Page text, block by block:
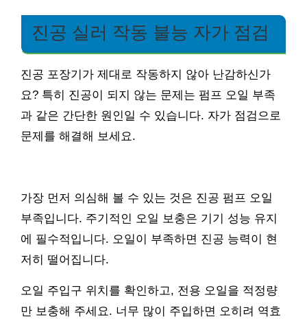
진공 실러 작동 불능 자가 점검
진공 포장기가 제대로 작동하지 않아 난감하신가
요? 특히 진공이 되지 않는 문제는 펌프 오일 부족
과 같은 간단한 원인일 수 있습니다. 자가 점검으로
문제를 해결해 보세요.
가장 먼저 의심해 볼 수 있는 것은 진공 펌프 오일
부족입니다. 주기적인 오일 보충은 기기 성능 유지
에 필수적입니다. 오일이 부족하면 진공 능력이 현
저히 떨어집니다.
오일 주입구 위치를 확인하고, 전용 오일을 적정량
만 보충해 주세요. 너무 많이 주입하면 오히려 역효